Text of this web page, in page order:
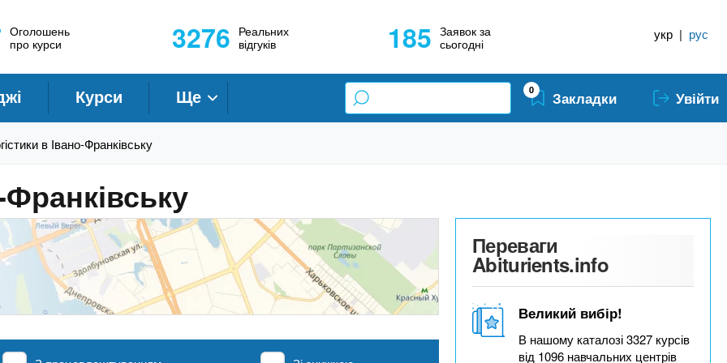
Оголошень
про курси
3276 Реальних
відгуків
185 Заявок за
сьогодні
укр | рус
Курси Ще 0 Закладки Увійти
в Івано-Франківську
Переваги
Abiturients.info
Великий вибір!
В нашому каталозі 3327 курсів
від 1096 навчальних центрів